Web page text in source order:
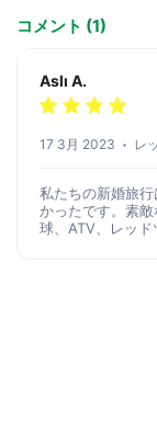
コメント (1)
Aslı A.
17 3月 2023 レ
私たちの新婚旅
かったです。素
球、ATV、レッド